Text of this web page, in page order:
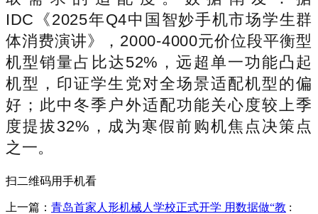
IDC《2025年Q4中国智妙手机市场学生群
体消费演讲》，2000-4000元价位段平衡型
机型销量占比达52%，远超单一功能凸起
机型，印证学生党对全场景适配机型的偏
好；此中冬季户外适配功能关心度较上季
度提拔32%，成为寒假前购机焦点决策点
之一。
扫二维码用手机看
上一篇： 青岛首家人形机械人学校正式开学 用数据做“教 :